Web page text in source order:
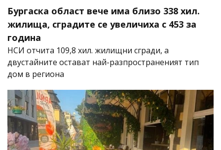
Бургаска област вече има близо 338 хил.
жилища, сградите се увеличиха с 453 за
година
НСИ отчита 109,8 хил. жилищни сгради, а
двустайните остават най-разпространеният тип
дом в региона